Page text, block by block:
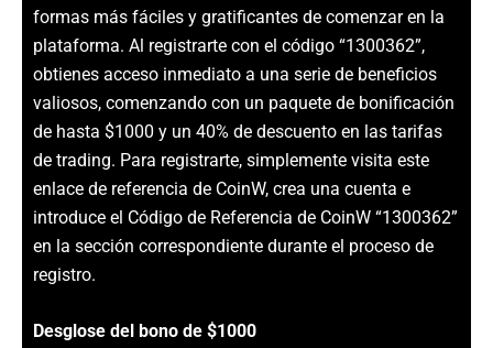
formas más fáciles y gratificantes de comenzar en la
plataforma. Al registrarte con el código “1300362”,
obtienes acceso inmediato a una serie de beneficios
valiosos, comenzando con un paquete de bonificación
de hasta $1000 y un 40% de descuento en las tarifas
de trading. Para registrarte, simplemente visita este
enlace de referencia de CoinW, crea una cuenta e
introduce el Código de Referencia de CoinW “1300362”
en la sección correspondiente durante el proceso de
registro.
Desglose del bono de $1000